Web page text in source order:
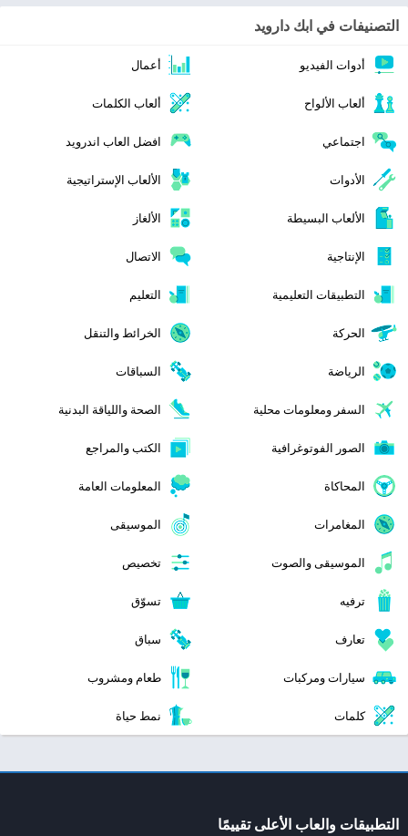
التصنيفات في ابك دارويد
أدوات الفيديو أعمال
ألعاب الألواح ألعاب الكلمات
اجتماعي افضل العاب اندرويد
الأدوات الألعاب الإستراتيجية
الألعاب البسيطة الألغاز
الإنتاجية الاتصال
التطبيقات التعليمية التعليم
الحركة الخرائط والتنقل
الرياضة السباقات
السفر ومعلومات محلية الصحة واللياقة البدنية
الصور الفوتوغرافية الكتب والمراجع
المحاكاة المعلومات العامة
المغامرات الموسيقى
الموسيقى والصوت تخصيص
ترفيه تسوّق
تعارف سباق
سيارات ومركبات طعام ومشروب
كلمات نمط حياة
التطبيقات والعاب الأعلى تقييمًا